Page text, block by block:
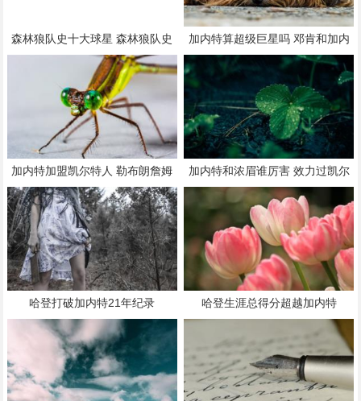
森林狼队史十大球星 森林狼队史
篮板王
加内特算超级巨星吗 邓肯和加内
特谁更强
加内特加盟凯尔特人 勒布朗詹姆
斯生涯最高分
加内特和浓眉谁厉害 效力过凯尔
特人的中锋
哈登打破加内特21年纪录 哈登生涯总得分超越加内特